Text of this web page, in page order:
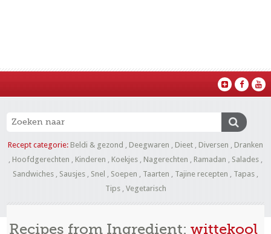
Recept categorie: Beldi & gezond , Deegwaren , Dieet , Diversen , Dranken
, Hoofdgerechten , Kinderen , Koekjes , Nagerechten , Ramadan , Salades ,
Sandwiches , Sausjes , Snel , Soepen , Taarten , Tajine recepten , Tapas ,
Tips, Vegetarisch
Recipes from Ingredient:wittekool